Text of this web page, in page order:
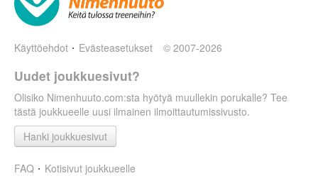
Käyttöehdot Evästeasetukset © 2007-2026
Uudet joukkuesivut?
Olisiko Nimenhuuto.com:sta hyötyä muullekin porukalle? Tee
tästä joukkueelle uusi ilmainen ilmoittautumissivusto.
Hanki joukkuesivut
FAQ Kotisivut joukkueelle